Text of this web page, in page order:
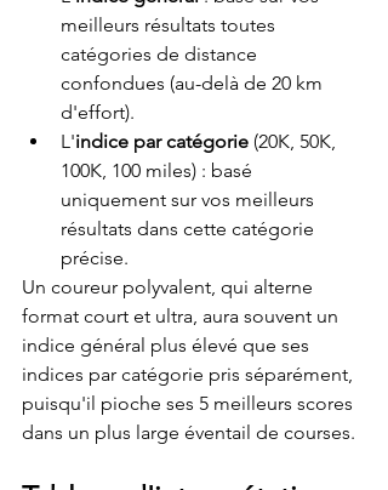
meilleurs résultats toutes
catégories de distance
confondues (au-delà de 20 km
d'effort).
L'indice par catégorie (20K, 50K,
100K, 100 miles) : basé
uniquement sur vos meilleurs
résultats dans cette catégorie
précise.
Un coureur polyvalent, qui alterne
format court et ultra, aura souvent un
indice général plus élevé que ses
indices par catégorie pris séparément,
puisqu'il pioche ses 5 meilleurs scores
dans un plus large éventail de courses.